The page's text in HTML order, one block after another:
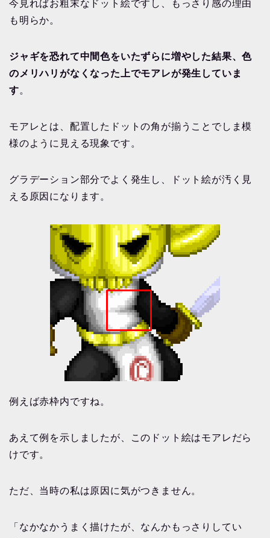
今見ればお粗末なドット絵ですし、もっさり感の理由
も明らか。
ジャギを恐れて中間色をいたずらに増やした結果、色
のメリハリがなくなった上でモアレが発生していま
す。
モアレとは、配置したドットの角が揃うことでしま模
様のように見える現象です。
グラデーション部分でよく発生し、ドット絵が汚く見
える原因になります。
例えば赤枠内ですね。
あえて例を示しましたが、このドット絵はモアレだら
けです。
ただ、当時の私は原因に気がつきません。
「なかなかうまく描けたが、なんかもっさりしてい